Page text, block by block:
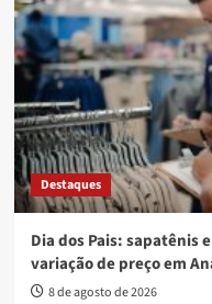
Destaques
Dia dos Pais: sapatênis
variação de preço em
8 de agosto de 2026